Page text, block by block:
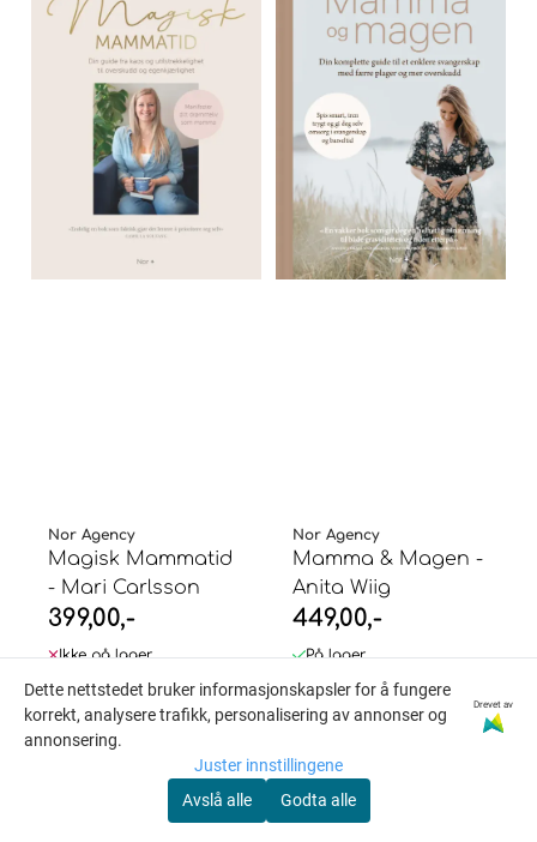
Nor Agency
Magisk Mammatid
- Mari Carlsson
399,00,-
Ikke på lager
Kjøp
Nor Agency
Mamma & Magen -
Anita Wiig
449,00,-
På lager
Kjøp
Dette nettstedet bruker informasjonskapsler for å fungere
korrekt, analysere trafikk, personalisering av annonser og
annonsering.
Drevet av
Juster innstillingene
Avslå alle
Godta alle